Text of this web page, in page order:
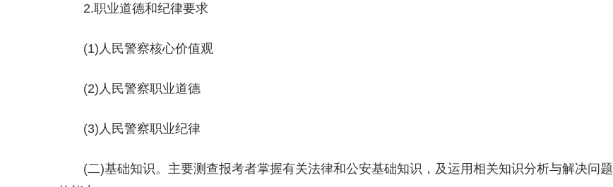
2.职业道德和纪律要求
(1)人民警察核心价值观
(2)人民警察职业道德
(3)人民警察职业纪律
(二)基础知识。主要测查报考者掌握有关法律和公安基础知识，及运用相关知识分析与解决问题